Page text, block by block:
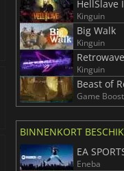
HellSlave
Kinguin
Big Walk
Kinguin
Kinguin
Beast of
Game Boost
BINNENKORT
EA
Eneba